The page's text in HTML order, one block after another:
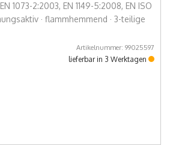
1073-2:2003, EN 1149-5:2008, EN ISO
· flammhemmend · 3-teilige
Artikelnummer: 99025597
lieferbar in 3 Werktagen